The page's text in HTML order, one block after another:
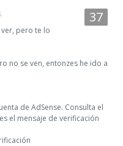
pero te lo
no se ven, entonzes he ido a
de AdSense. Consulta el
el mensaje de verificación